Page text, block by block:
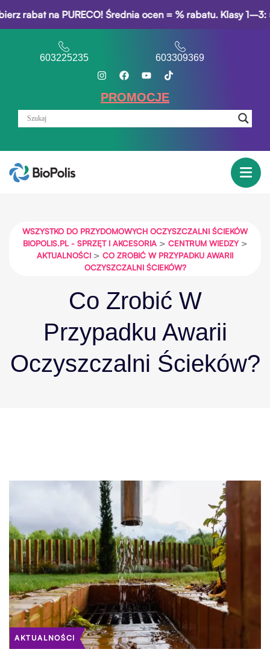
na PURECO! Średnia ocen = % rabatu. Klasy 1–3:
603225235 603309369
PROMOCJE
WSZYSTKO DO PRZYDOMOWYCH OCZYSZCZALNI ŚCIEKÓW
BIOPOLIS.PL - SPRZĘT I AKCESORIA> CENTRUM WIEDZY>
AKTUALNOŚCI > CO ZROBIĆ W PRZYPADKU AWARII
OCZYSZCZALNI ŚCIEKÓW?
Co Zrobić W
Przypadku Awarii
Oczyszczalni Ścieków?
AKTUALNOŚCI